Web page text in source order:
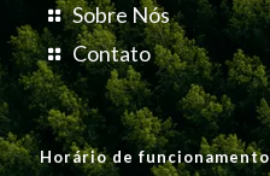
Sobre Nós
Contato
Horário de funcionamento